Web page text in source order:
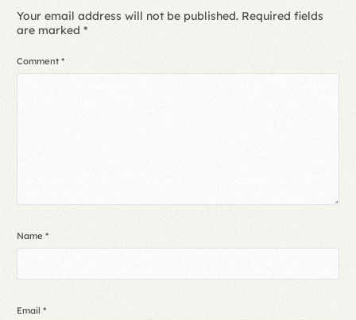
Your email address will not be published. Required fields
are marked*
Comment*
Name*
Email*